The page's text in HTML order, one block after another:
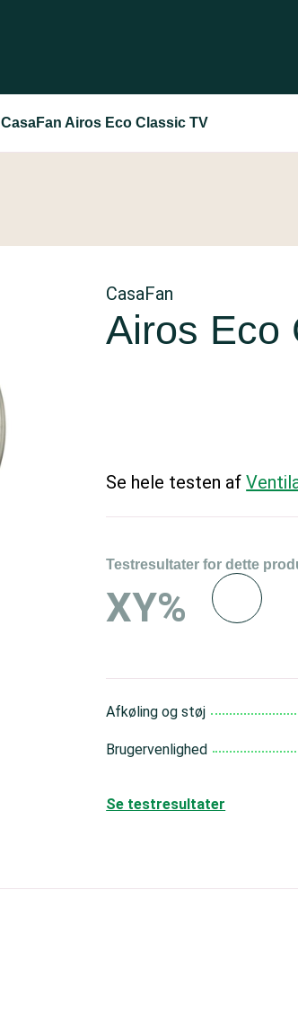
CasaFan Airos Eco Classic TV
CasaFan
Airos Eco
Se hele testen af
Testresultater for dette
XY%
Afkøling og støj
Brugervenlighed
Se testresultater